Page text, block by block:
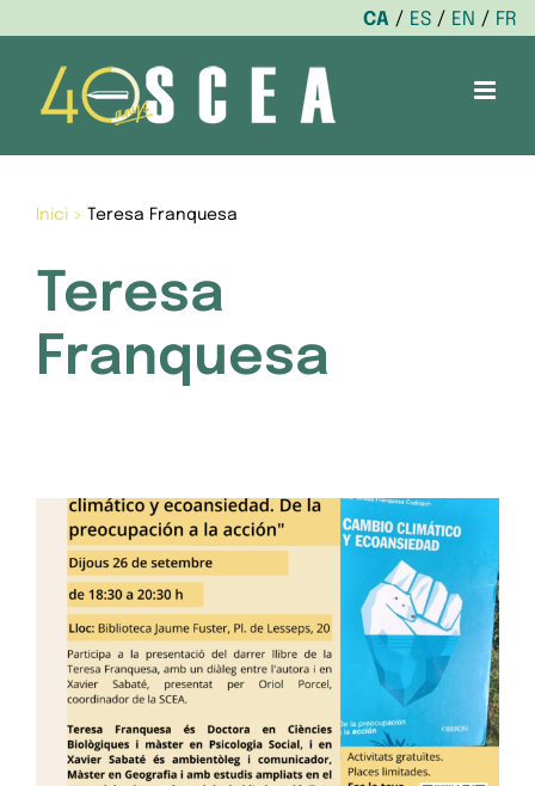
CA ES EN
FR
content
Inici> Teresa Franquesa
Teresa
Franquesa